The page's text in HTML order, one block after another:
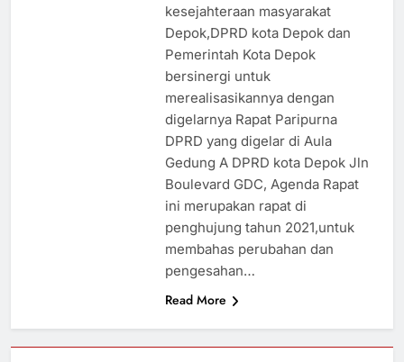
kesejahteraan masyarakat
Depok,DPRD kota Depok dan
Pemerintah Kota Depok
bersinergi untuk
merealisasikannya dengan
digelarnya Rapat Paripurna
DPRD yang digelar di Aula
Gedung A DPRD kota Depok Jln
Boulevard GDC, Agenda Rapat
ini merupakan rapat di
penghujung tahun 2021,untuk
membahas perubahan dan
pengesahan…
Read More